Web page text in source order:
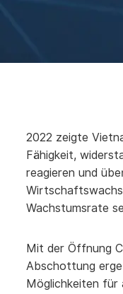
2022 zeigte
Fähigkeit,
reagieren und
Wachstumsrate
Mit der Öffnung
Abschottung
Möglichkeiten für